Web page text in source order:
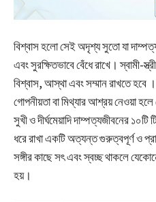
বিশ্বাস হলো সেই অদৃশ্য সুতো যা
এবং সুরক্ষিতভাবে বেঁধে রাখে। স্বামী-
বিশ্বাস, আস্থা এবং সম্মান রাখতে হবে
গোপনীয়তা বা মিথ্যার আশ্রয় নেওয়া
সুখী ও দীর্ঘমেয়াদি দাম্পত্যজীবনের
ধরে রাখা একটি অত্যন্ত গুরুত্বপূর্ণ ও
সঙ্গীর কাছে সৎ এবং স্বচ্ছ থাকলে
হয়।